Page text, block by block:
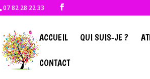
07 82 28 22 33
ACCUEIL QUI SUIS-JE ?
CONTACT